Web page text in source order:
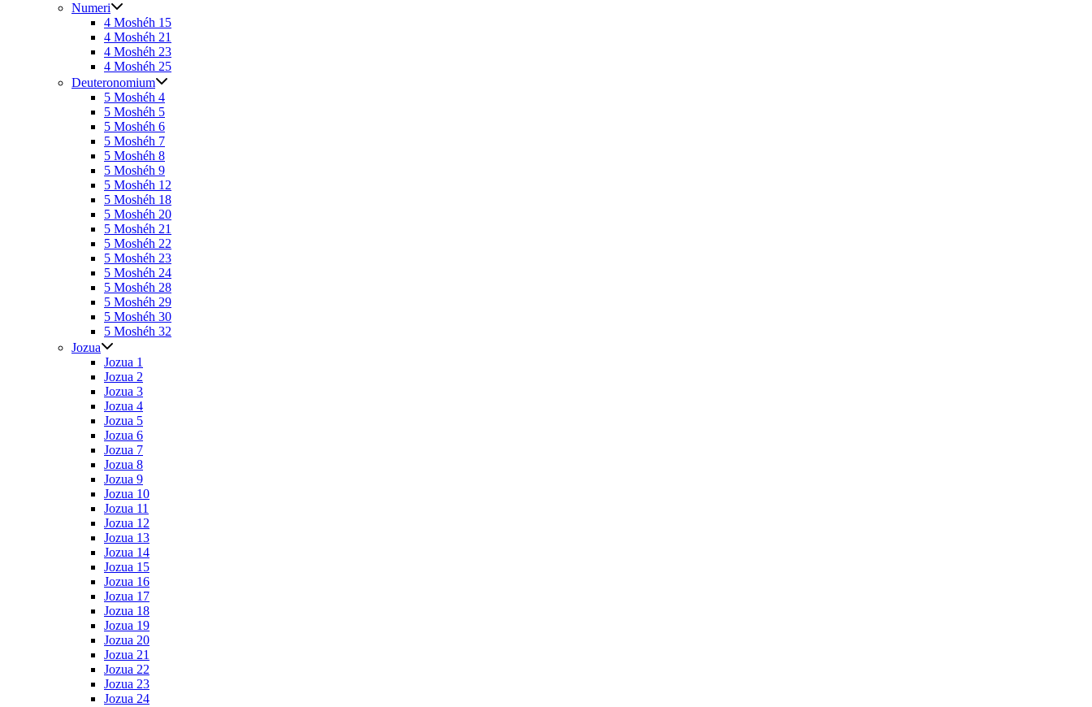
Numeri
4 Moshéh 15
4 Moshéh 21
4 Moshéh 23
4 Moshéh 25
Deuteronomium
5 Moshéh 4
5 Moshéh 5
5 Moshéh 6
5 Moshéh 7
5 Moshéh 8
5 Moshéh 9
5 Moshéh 12
5 Moshéh 18
5 Moshéh 20
5 Moshéh 21
5 Moshéh 22
5 Moshéh 23
5 Moshéh 24
5 Moshéh 28
5 Moshéh 29
5 Moshéh 30
5 Moshéh 32
Jozua
Jozua 1
Jozua 2
Jozua 3
Jozua 4
Jozua 5
Jozua 6
Jozua 7
Jozua 8
Jozua 9
Jozua 10
Jozua 11
Jozua 12
Jozua 13
Jozua 14
Jozua 15
Jozua 16
Jozua 17
Jozua 18
Jozua 19
Jozua 20
Jozua 21
Jozua 22
Jozua 23
Jozua 24